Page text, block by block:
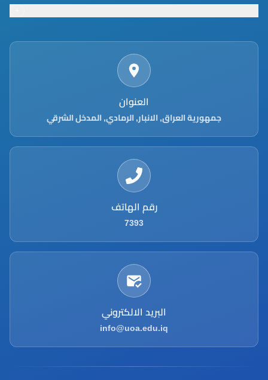
Footer menu
العنوان
جمهورية العراق, الانبار, الرمادي, المدخل الشرقي
رقم الهاتف
7393
البريد الالكتروني
info@uoa.edu.iq